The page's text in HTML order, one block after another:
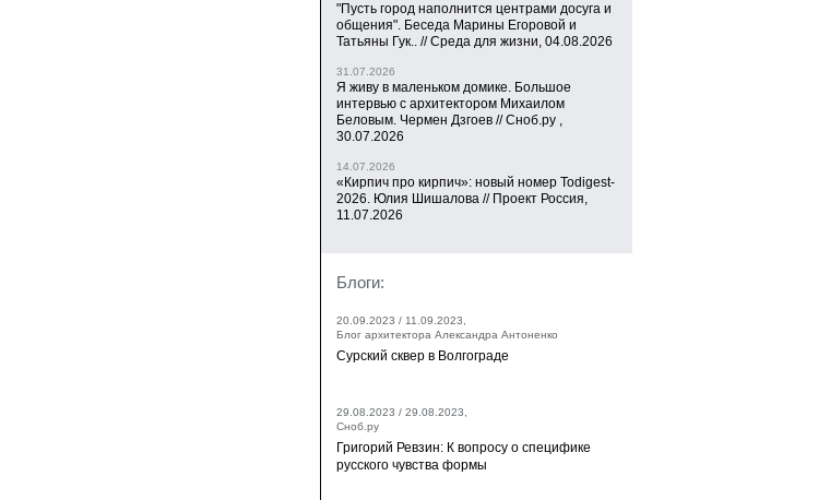
"Пусть город наполнится центрами досуга и
общения". Беседа Марины Егоровой и
Татьяны Гук.. // Среда для жизни, 04.08.2026
31.07.2026
Я живу в маленьком домике. Большое
интервью с архитектором Михаилом
Беловым. Чермен Дзгоев // Сноб.ру ,
30.07.2026
14.07.2026
«Кирпич про кирпич»: новый номер Todigest-
2026. Юлия Шишалова // Проект Россия,
11.07.2026
Блоги:
20.09.2023 / 11.09.2023,
Блог архитектора Александра Антоненко
Сурский сквер в Волгограде
29.08.2023 / 29.08.2023,
Сноб.ру
Григорий Ревзин: К вопросу о специфике
русского чувства формы